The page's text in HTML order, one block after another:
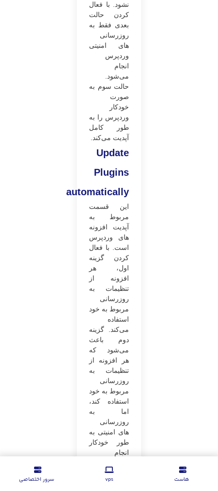
نشود. با فعال
کردن حالت
بعدی فقط به
روزرسانی
های امنیتی
وردپرس
انجام
می‌شود.
حالت سوم به
صورت
خودکار
وردپرس را به
طور کامل
آپدیت می‌کند.
Update
Plugins
automatically
این قسمت
مربوط به
آپدیت افزونه
های وردپرس
است. با فعال
کردن گزینه
اول، هر
افزونه از
تنظیمات به
روزرسانی
مربوط به خود
استفاده
می‌کند. گزینه
دوم باعث
می‌شود که
هر افزونه از
تنظیمات به
روزرسانی
مربوط به خود
استفاده کند،
اما به
روزرسانی
های امنیتی به
طور خودکار
انجام
گزینه آخر
باعث می‌شود
هاست vps سرور اختصاصی